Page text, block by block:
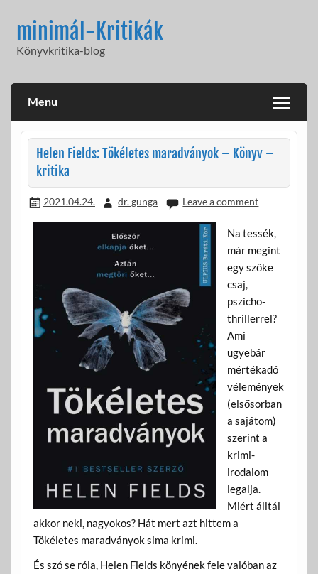
contentminimál-Kritikák
Könyvkritika-blog
Menu
Helen Fields: Tökéletes maradványok – Könyv –
kritika
2021.04.24. dr. gunga Leave a comment
Na tessék,
már megint
egy szőke
csaj,
pszicho-
thrillerrel?
Ami
ugyebár
mértékadó
vélemények
(elsősorban
a sajátom)
szerint a
krimi-
irodalom
legalja.
Miért álltál
akkor neki, nagyokos? Hát mert azt hittem a
Tökéletes maradványok sima krimi.
És szó se róla, Helen Fields könyének fele valóban az